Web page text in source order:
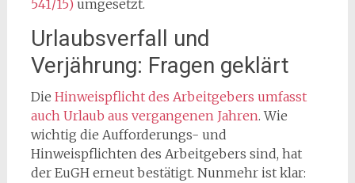
541/15) umgesetzt.
Urlaubsverfall und
Verjährung: Fragen geklärt
Die Hinweispflicht des Arbeitgebers umfasst
auch Urlaub aus vergangenen Jahren. Wie
wichtig die Aufforderungs- und
Hinweispflichten des Arbeitgebers sind, hat
der EuGH erneut bestätigt. Nunmehr ist klar: